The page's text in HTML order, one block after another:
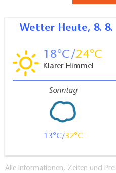
Wetter Heute, 8. 8.
18 24
Klarer Himmel
Sonntag
13 32
Alle Informationen, Zeiten und